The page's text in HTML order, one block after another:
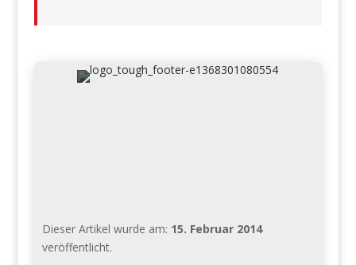
Dieser Artikel wurde am: 15. Februar 2014
veröffentlicht.